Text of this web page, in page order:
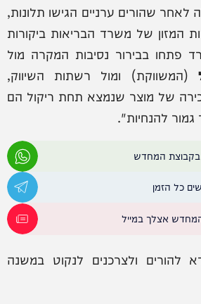
שהורים ערניים הגישו תלונות,
המזון של משרד הבריאות ביקורות
פתחו בבירור נסיבות המקרה מול
(המשווקת) ומול רשתות השיווק,
של מוצר שנמצא תחת ריקול הם
גמור להנחיות".
בקבוצת המחדש
כל הזמן
אצלך במייל
להורים ולצרכנים לנקוט במשנה